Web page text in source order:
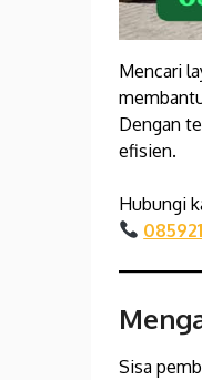
Mencari
Dengan
efisien.
Hubungi
Sisa